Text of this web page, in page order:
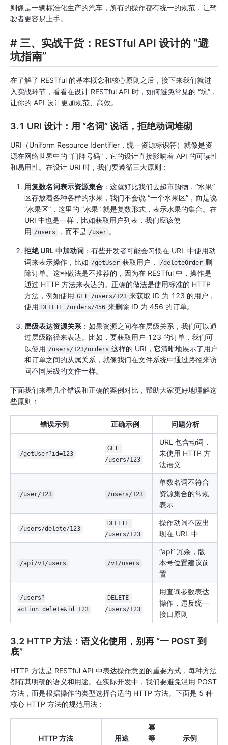
则像是一辆标准化生产的汽车，所有的操作都有统一的规范，让驾
驶者更容易上手。
# 三、实战干货：RESTful API 设计的 “避
坑指南”
在了解了 RESTful 的基本概念和核心原则之后，接下来我们就进
入实战环节，看看在设计 RESTful API 时，如何避免常见的 “坑”，
让你的 API 设计更加规范、高效。
3.1 URI 设计：用 “名词” 说话，拒绝动词堆砌
URI（Uniform Resource Identifier，统一资源标识符）就像是资
源在网络世界中的 “门牌号码”，它的设计直接影响着 API 的可读性
和易用性。在设计 URI 时，我们要遵循三大原则：
用复数名词表示资源集合 ：这就好比我们去超市购物，“水果”
区存放着各种各样的水果，我们不会说 “一个水果区”，而是说
“水果区”，这里的 “水果” 就是复数形式，表示水果的集合。在
URI 中也是一样，比如获取用户列表，我们应该使
用 /users ，而不是 /user 。
拒绝 URL 中加动词 ：有些开发者可能会习惯在 URL 中使用动
词来表示操作，比如 /getUser 获取用户， /deleteOrder 删
除订单。这种做法是不推荐的，因为在 RESTful 中，操作是
通过 HTTP 方法来表达的。正确的做法是使用标准的 HTTP
方法，例如使用 GET /users/123 来获取 ID 为 123 的用户，
使用 DELETE /orders/456 来删除 ID 为 456 的订单。
层级表达资源关系 ：如果资源之间存在层级关系，我们可以通
过层级路径来表达。比如，要获取用户 123 的订单，我们可
以使用 /users/123/orders 这样的 URI，它清晰地展示了用户
和订单之间的从属关系，就像我们在文件系统中通过路径来访
问不同层级的文件一样。
下面我们来看几个错误和正确的案例对比，帮助大家更好地理解这
些原则：
错误示例 正确示例 问题分析
/getUser?id=123
GET
/users/123
URL 包含动词，
未使用 HTTP 方
法语义
/user/123 /users/123
单数名词不符合
资源集合的常规
表示
/users/delete/123
DELETE
/users/123
操作动词不应出
现在 URL 中
/api/v1/users /v1/users
“api” 冗余，版
本号位置建议前
置
/users?
action=delete&id=123
DELETE
/users/123
用查询参数表达
操作，违反统一
接口原则
3.2 HTTP 方法：语义化使用，别再 “一 POST 到
底”
HTTP 方法是 RESTful API 中表达操作意图的重要方式，每种方法
都有其明确的语义和用途。在实际开发中，我们要避免滥用 POST
方法，而是根据操作的类型选择合适的 HTTP 方法。下面是 5 种
核心 HTTP 方法的规范用法：
HTTP 方法 用途
幂
等
示例